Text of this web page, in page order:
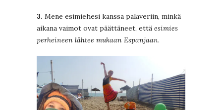
3. Mene esimiehesi kanssa palaveriin, minkä
aikana vaimot ovat päättäneet, että esimies
perheineen lähtee mukaan Espanjaan.